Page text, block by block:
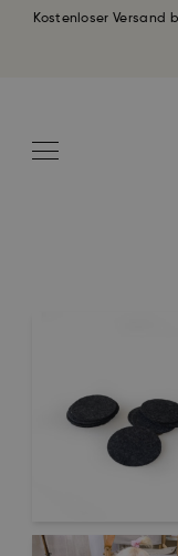
Kostenloser Versand